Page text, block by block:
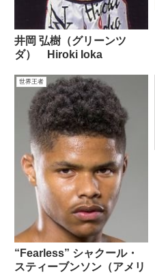
井岡 弘樹（グリーンツ
ダ） Hiroki Ioka
世界王者
“Fearless” シャクール・
スティーブンソン（アメリ